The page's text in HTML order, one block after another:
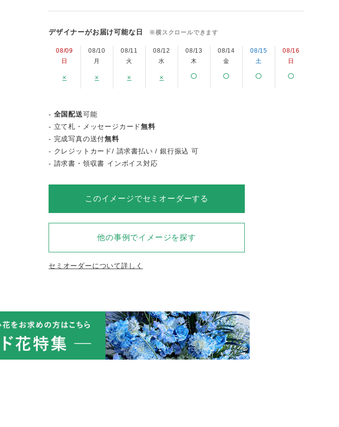
デザイナーがお届け可能な日 ※横スクロールできます
08/09
日
×
08/10
月
×
08/11
火
×
08/12
水
×
08/13
木
08/14
金
08/15
土
08/16
日
- 全国配送可能
- 立て札・メッセージカード無料
- 完成写真の送付無料
- クレジットカード/ 請求書払い / 銀行振込 可
- 請求書・領収書 インボイス対応
このイメージでセミオーダーする
他の事例でイメージを探す
セミオーダーについて詳しく